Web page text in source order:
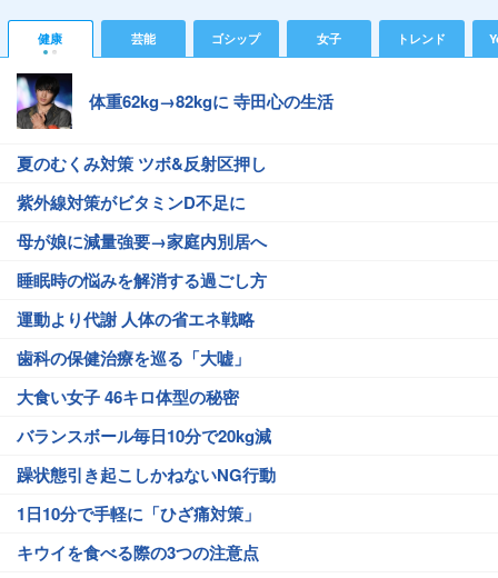
健康 芸能 ゴシップ 女子 トレンド
体重62kg→82kgに 寺田心の生活
夏のむくみ対策 ツボ&反射区押し
紫外線対策がビタミンD不足に
母が娘に減量強要→家庭内別居へ
睡眠時の悩みを解消する過ごし方
運動より代謝 人体の省エネ戦略
歯科の保健治療を巡る「大嘘」
大食い女子 46キロ体型の秘密
バランスボール毎日10分で20kg減
躁状態引き起こしかねないNG行動
1日10分で手軽に「ひざ痛対策」
キウイを食べる際の3つの注意点